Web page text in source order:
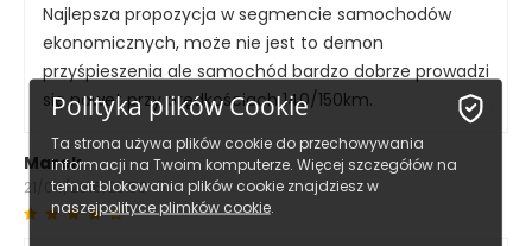
Najlepsza propozycja w segmencie samochodów
ekonomicznych, może nie jest to demon
przyśpieszenia ale samochód bardzo dobrze prowadzi
się nawet przy prędkościach 140/150km.
Marek
21/04/2016, 23:58
Polityka plików Cookie
Ta strona używa plików cookie do przechowywania
informacji na Twoim komputerze. Więcej szczegółów na
temat blokowania plików cookie znajdziesz w
naszejpolityce plimków cookie.